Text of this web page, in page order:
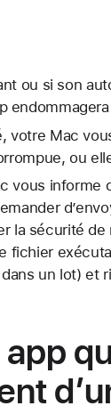
ou si son
votre Mac
ou
vous informe
la sécurité de
fichier
un lot) et